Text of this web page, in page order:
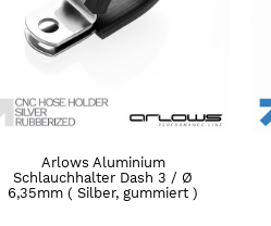
Arlows Aluminium
Schlauchhalter Dash 3 / Ø
6,35mm ( Silber, gummiert )